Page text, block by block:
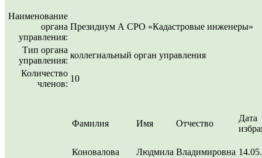
Наименование
органа
управления:
Президиум А СРО «Кадастровые инженеры»
Тип органа
управления:
коллегиальный орган управления
Количество
членов:
10
Фамилия Имя Отчество
Дата
Коновалова Людмила Владимировна